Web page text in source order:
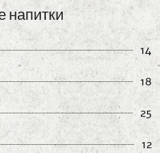
напитки
14
18
25
12